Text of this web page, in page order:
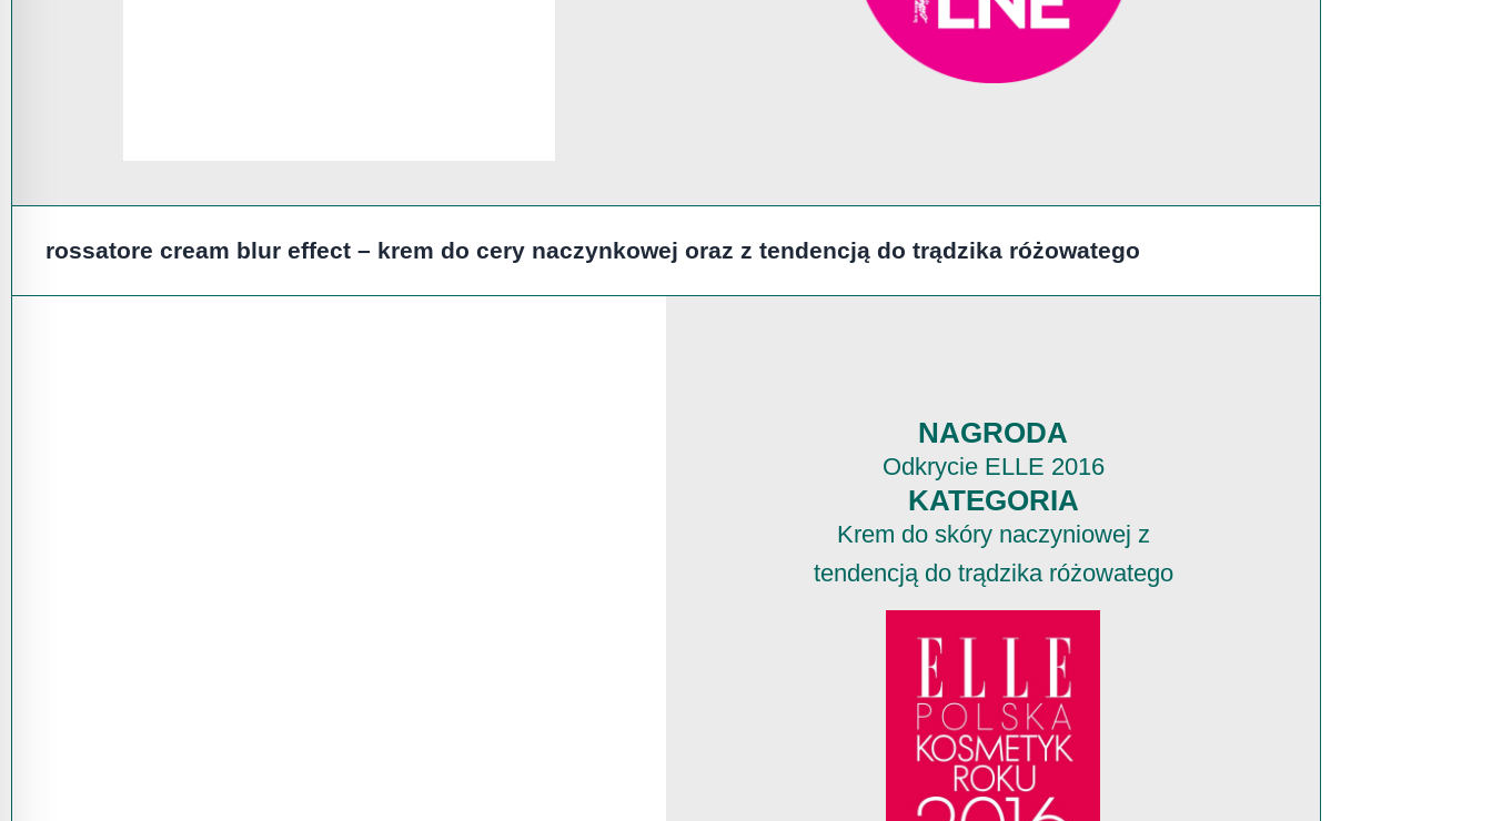
rossatore cream blur effect – krem do cery naczynkowej oraz z tendencją do trądzika różowatego
NAGRODA
Odkrycie ELLE 2016
KATEGORIA
Krem do skóry naczyniowej z
tendencją do trądzika różowatego